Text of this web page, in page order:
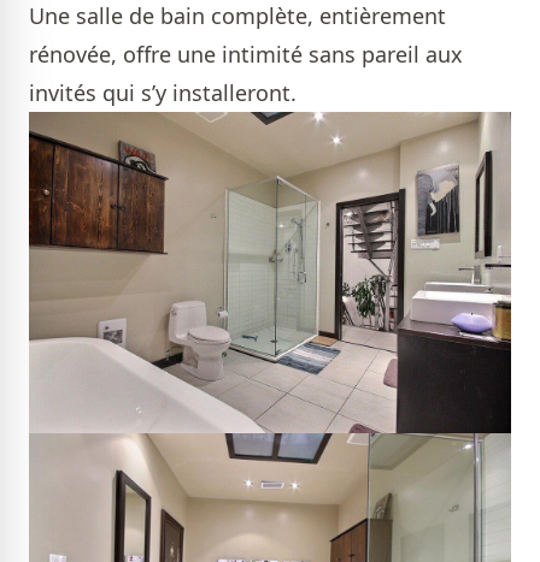
Une salle de bain complète, entièrement
rénovée, offre une intimité sans pareil aux
invités qui s’y installeront.